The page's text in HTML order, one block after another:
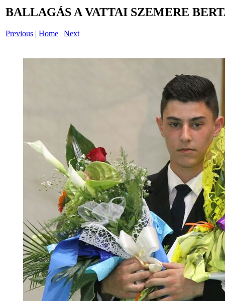
BALLAGÁS A VATTAI SZEMERE
Previous | Home | Next